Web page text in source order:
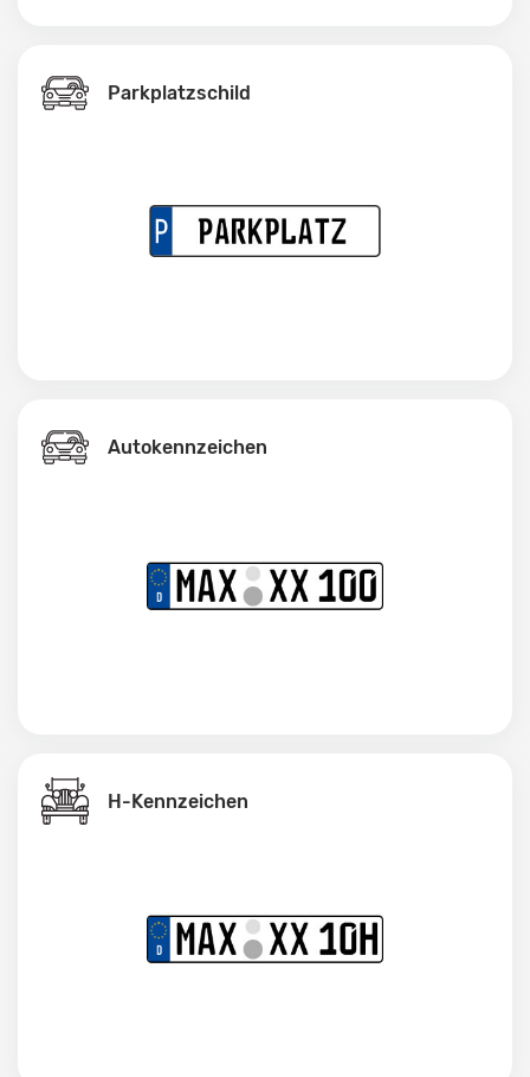
Parkplatzschild
Autokennzeichen
H-Kennzeichen